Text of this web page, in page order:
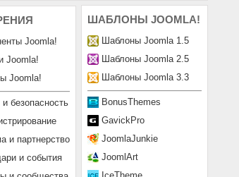
ШАБЛОНЫ JOOMLA!
Шаблоны Joomla 1.5
Шаблоны Joomla 2.5
Шаблоны Joomla 3.3
BonusThemes
GavickPro
JoomlaJunkie
JoomlArt
IceTheme
Joomla!
Joomla!
Joomla!
и безопасность
и партнерство
и события